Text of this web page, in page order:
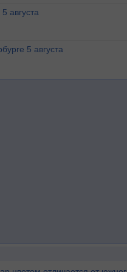
августа
5 августа